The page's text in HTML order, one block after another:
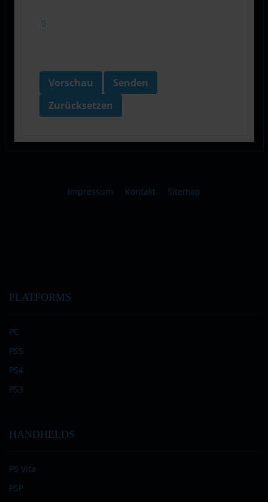
Vorschau
Senden
Zurücksetzen
Impressum Kontakt Sitemap
PLATFORMS
PC
PS5
PS4
PS3
HANDHELDS
PS Vita
PSP